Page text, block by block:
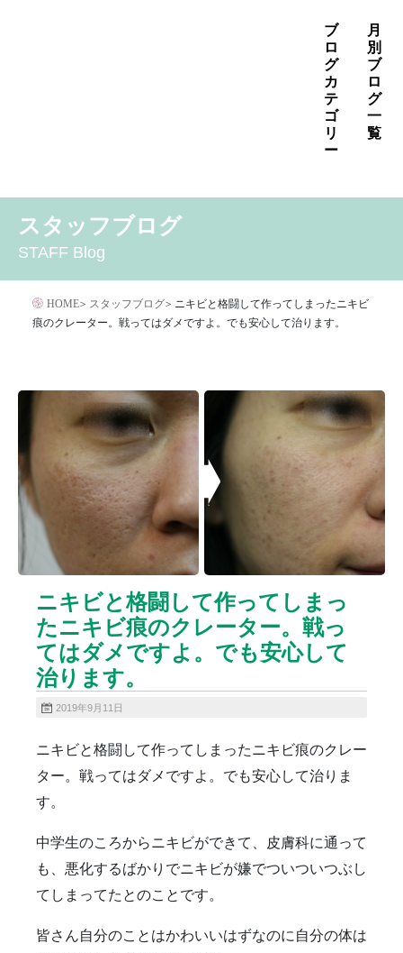
キ
ブ
ロ
グ
カ
テ
ゴ
リ
ー
その他の治療
たるみ治療
アレルギー・アトピー・花粉症
クリニック
サプリメント
タトゥー・刺青除去
ダイエット
トーニング
ニキビクリア
ニキビ治療
ニキビ痕の凹み（ニキビ痕のクレーター）
ニキビ痕の凹み（ニキビ痕のクレーター）オリジナル
ピーリング
ニキビ跡・凹みクレーター治療
ニキビ跡治療
ヒアルロン酸分解除去
ヒアルロン酸注入
ピアス
ブログ
プチ整形 ボトックス修正
ボトックス注射
マイクロボトックス
メディア
メディカルダイエット
ロアキュティン
保険診療・一般診療
健康 化粧品
商品
成長因子ピーリング
毛穴用プラグピーリング
美肌・アンチエイジング
肝斑治療
脂肪溶解注射
脂肪溶解注射（BNLS）
花粉症
血管開き
月
別
ブ
ロ
グ
一
覧
2026年5月
2026年4月
2026年2月
スタッフブログ
STAFF Blog
HOME> スタッフブログ> ニキビと格闘して作ってしまったニキビ
痕のクレーター。戦ってはダメですよ。でも安心して治ります。
ニキビと格闘して作ってしまっ
たニキビ痕のクレーター。戦っ
てはダメですよ。でも安心して
治ります。
2019年9月11日
ニキビと格闘して作ってしまったニキビ痕のクレー
ター。戦ってはダメですよ。でも安心して治りま
す。
中学生のころからニキビができて、皮膚科に通って
も、悪化するばかりでニキビが嫌でついついつぶし
てしまってたとのことです。
皆さん自分のことはかわいいはずなのに自分の体は